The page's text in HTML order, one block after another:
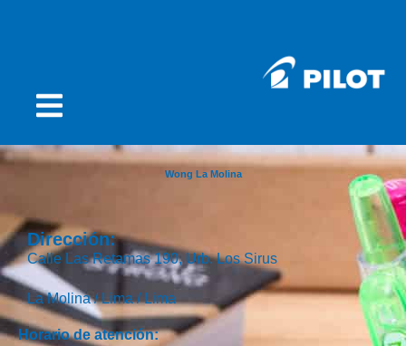
Wong La Molina
Dirección:
Calle Las Retamas 190, Urb. Los Sirus
La Molina /Lima /Lima
Horario de atención: